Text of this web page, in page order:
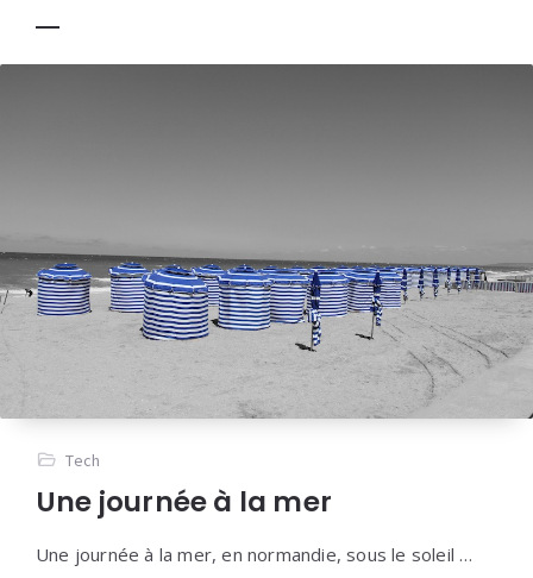
Tech
Une journée à la mer
Une journée à la mer, en normandie, sous le soleil …